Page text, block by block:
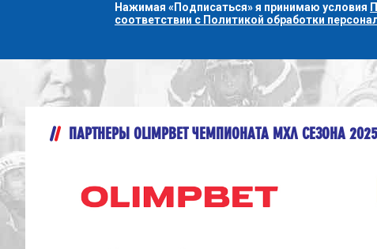
Нажимая «Подписаться» я принимаю условия
соответствии с Политикой обработки
ПАРТНЕРЫ OLIMPBET ЧЕМПИОНАТА МХЛ СЕЗОНА